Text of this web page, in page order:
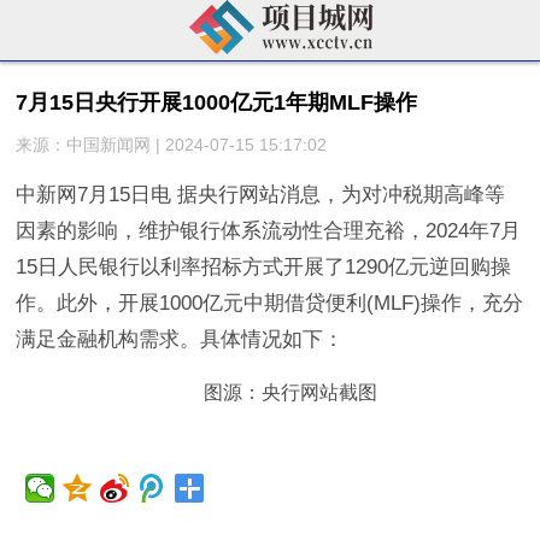
7月15日央行开展1000亿元1年期MLF操作
来源：中国新闻网 | 2024-07-15 15:17:02
中新网7月15日电 据央行网站消息，为对冲税期高峰等
因素的影响，维护银行体系流动性合理充裕，2024年7月
15日人民银行以利率招标方式开展了1290亿元逆回购操
作。此外，开展1000亿元中期借贷便利(MLF)操作，充分
满足金融机构需求。具体情况如下：
图源：央行网站截图